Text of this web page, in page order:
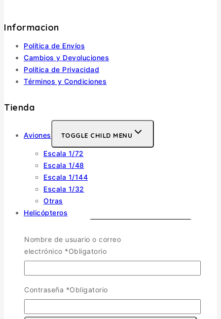
Informacion
Política de Envíos
Cambios y Devoluciones
Política de Privacidad
Términos y Condiciones
Tienda
Aviones TOGGLE CHILD MENU
Escala 1/72
Escala 1/48
Escala 1/144
Escala 1/32
Otras
Helicópteros
Escala 1/35
Escala 1/72
Otras
Soldados
Barcos
Nombre de usuario o correo
electrónico *Obligatorio
Contraseña *Obligatorio